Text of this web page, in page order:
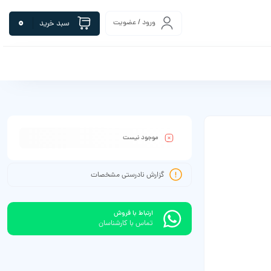
ورود / عضویت سبد خرید 0
موجود نیست
گزارش نادرستی مشخصات
ارتباط با فروش
تماس با کارشناسان